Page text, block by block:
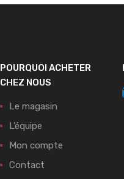
POURQUOI ACHETER
CHEZ NOUS
Le magasin
L’équipe
Mon compte
Contact